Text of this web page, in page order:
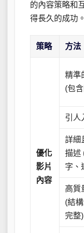
的內容策略和
得長久的成功。
策略 方法
優化
影片
內容
精準
(包
引人
詳細
描述
字、
高質
(結
完整)